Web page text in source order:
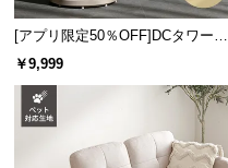
[アプリ限定50％OFF]DCタワーフ
ァン 縦横斜め3WAY
￥9,999